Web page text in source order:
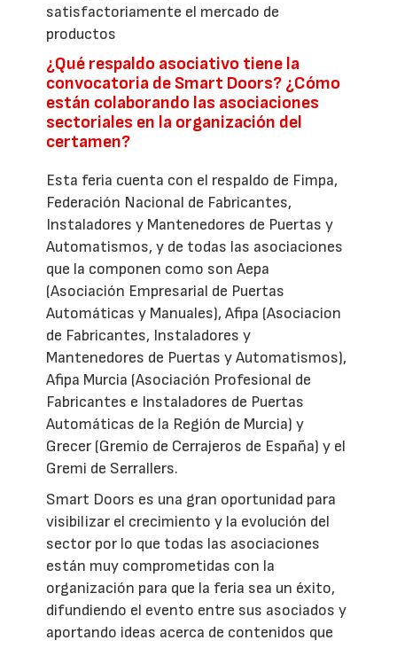
satisfactoriamente el mercado de
productos
¿Qué respaldo asociativo tiene la
convocatoria de Smart Doors? ¿Cómo
están colaborando las asociaciones
sectoriales en la organización del
certamen?
Esta feria cuenta con el respaldo de Fimpa,
Federación Nacional de Fabricantes,
Instaladores y Mantenedores de Puertas y
Automatismos, y de todas las asociaciones
que la componen como son Aepa
(Asociación Empresarial de Puertas
Automáticas y Manuales), Afipa (Asociacion
de Fabricantes, Instaladores y
Mantenedores de Puertas y Automatismos),
Afipa Murcia (Asociación Profesional de
Fabricantes e Instaladores de Puertas
Automáticas de la Región de Murcia) y
Grecer (Gremio de Cerrajeros de España) y el
Gremi de Serrallers.
Smart Doors es una gran oportunidad para
visibilizar el crecimiento y la evolución del
sector por lo que todas las asociaciones
están muy comprometidas con la
organización para que la feria sea un éxito,
difundiendo el evento entre sus asociados y
aportando ideas acerca de contenidos que